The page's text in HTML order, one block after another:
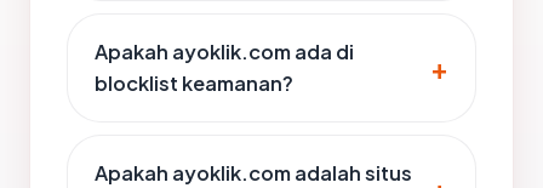
Apakah ayoklik.com ada di
blocklist keamanan?
Apakah ayoklik.com adalah situs